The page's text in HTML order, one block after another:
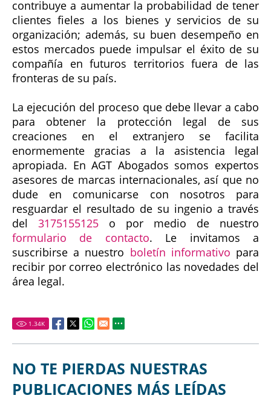
contribuye a aumentar la probabilidad de tener
clientes fieles a los bienes y servicios de su
organización; además, su buen desempeño en
estos mercados puede impulsar el éxito de su
compañía en futuros territorios fuera de las
fronteras de su país.
La ejecución del proceso que debe llevar a cabo
para obtener la protección legal de sus
creaciones en el extranjero se facilita
enormemente gracias a la asistencia legal
apropiada. En AGT Abogados somos expertos
asesores de marcas internacionales, así que no
dude en comunicarse con nosotros para
resguardar el resultado de su ingenio a través
del 3175155125 o por medio de nuestro
formulario de contacto. Le invitamos a
suscribirse a nuestro boletín informativo para
recibir por correo electrónico las novedades del
área legal.
1.34K
NO TE PIERDAS NUESTRAS
PUBLICACIONES MÁS LEÍDAS